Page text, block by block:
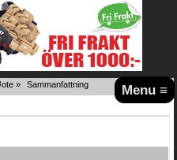
Menu ≡
» Sammanfattning